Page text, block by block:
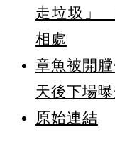
走垃圾」
相處
章魚被開
天後下場
原始連結